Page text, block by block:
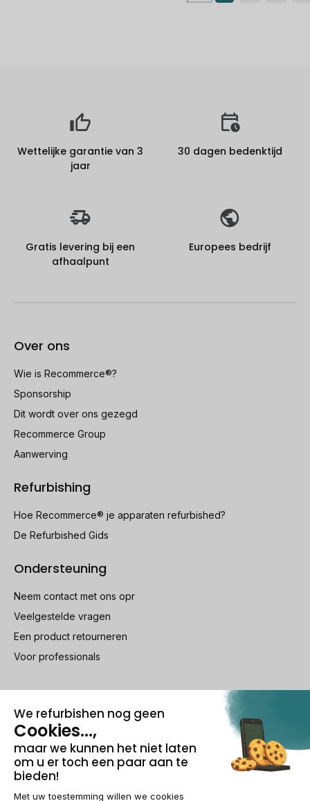
Wettelijke garantie van 3
jaar
30 dagen bedenktijd
Gratis levering bij een
afhaalpunt
Europees bedrijf
Over ons
Wie is Recommerce®?
Sponsorship
Dit wordt over ons gezegd
Recommerce Group
Aanwerving
Refurbishing
Hoe Recommerce® je apparaten refurbished?
De Refurbished Gids
Ondersteuning
Neem contact met ons opr
Veelgestelde vragen
Een product retourneren
Voor professionals
100% beveiligde betaling